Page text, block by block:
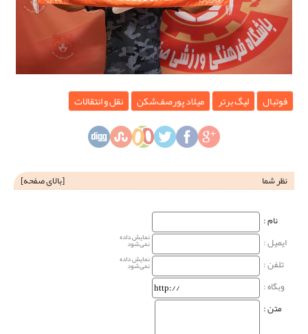
فوتبال لیگ برتر میلاد پورصف‌شکن نقل و انتقالات
نظر شما [بالای صفحه]
نام‌ :
ایمیل :
نمایش داده
نمی‌شود
تلفن : نمایش داده
نمی‌شود
وبگاه‌ :
متن :